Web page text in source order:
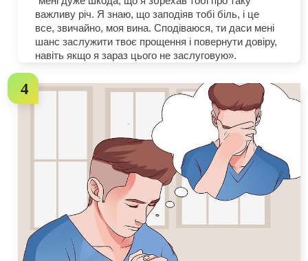
важливу річ. Я знаю, що заподіяв тобі біль, і це
все, звичайно, моя вина. Сподіваюся, ти даси мені
шанс заслужити твоє прощення і повернути довіру,
навіть якщо я зараз цього не заслуговую».